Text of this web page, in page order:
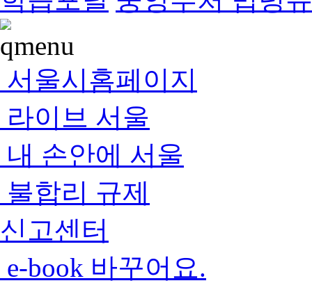
서울시홈페이지
라이브 서울
내 손안에 서울
불합리 규제
신고센터
e-book 바꾸어요.